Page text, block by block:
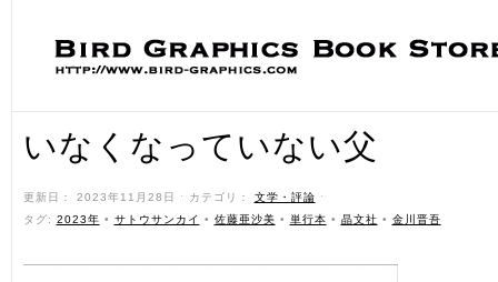
いなくなっていない父
更新日： 2023年11月28日 ˑ カテゴリ： 文学・評論 ˑ
タグ: 2023年 • サトウサンカイ • 佐藤亜沙美 • 単行本 • 晶文社 • 金川晋吾